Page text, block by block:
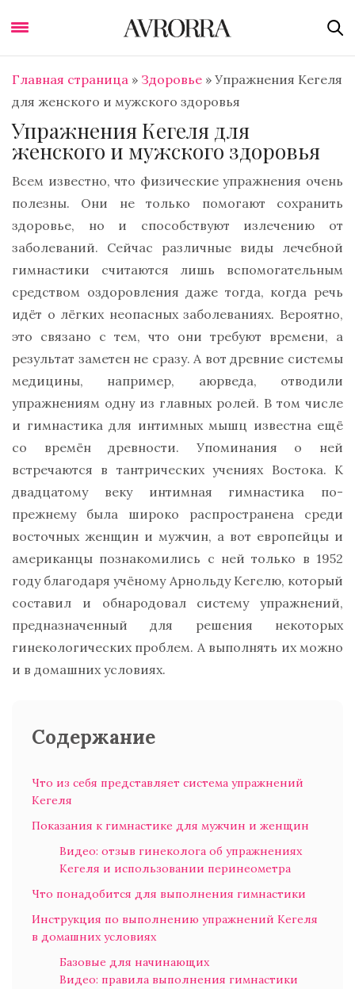
Главная страница » Здоровье » Упражнения Кегеля
для женского и мужского здоровья
Упражнения Кегеля для
женского и мужского здоровья
Всем известно, что физические упражнения очень
полезны. Они не только помогают сохранить
здоровье, но и способствуют излечению от
заболеваний. Сейчас различные виды лечебной
гимнастики считаются лишь вспомогательным
средством оздоровления даже тогда, когда речь
идёт о лёгких неопасных заболеваниях. Вероятно,
это связано с тем, что они требуют времени, а
результат заметен не сразу. А вот древние системы
медицины, например, аюрведа, отводили
упражнениям одну из главных ролей. В том числе
и гимнастика для интимных мышц известна ещё
со времён древности. Упоминания о ней
встречаются в тантрических учениях Востока. К
двадцатому веку интимная гимнастика по-
прежнему была широко распространена среди
восточных женщин и мужчин, а вот европейцы и
американцы познакомились с ней только в 1952
году благодаря учёному Арнольду Кегелю, который
составил и обнародовал систему упражнений,
предназначенный для решения некоторых
гинекологических проблем. А выполнять их можно
и в домашних условиях.
Содержание
Что из себя представляет система упражнений
Кегеля
Показания к гимнастике для мужчин и женщин
Видео: отзыв гинеколога об упражнениях
Кегеля и использовании перинеометра
Что понадобится для выполнения гимнастики
Инструкция по выполнению упражнений Кегеля
в домашних условиях
Базовые для начинающих
Видео: правила выполнения гимнастики